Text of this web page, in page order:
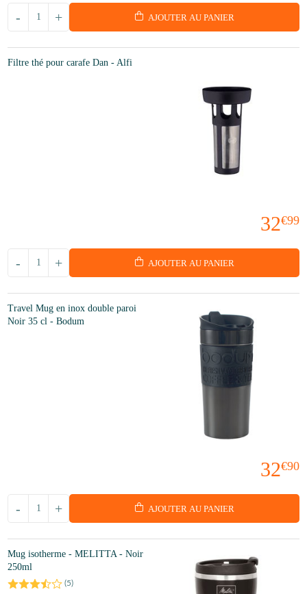
+
- AJOUTER AU PANIER
Filtre thé pour carafe Dan - Alfi
32€99
+
- AJOUTER AU PANIER
Travel Mug en inox double paroi
Noir 35 cl - Bodum
32€90
+
- AJOUTER AU PANIER
Mug isotherme - MELITTA - Noir
250ml
(5)